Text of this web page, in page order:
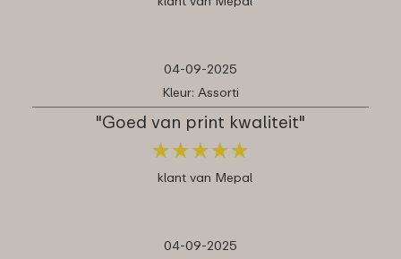
04-09-2025
Kleur: Assorti
"Goed van print kwaliteit"
★★★★★
★★★★★
klant van Mepal
04-09-2025